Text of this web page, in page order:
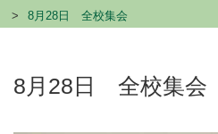
8月28日 全校集会
8月28日 全校集会